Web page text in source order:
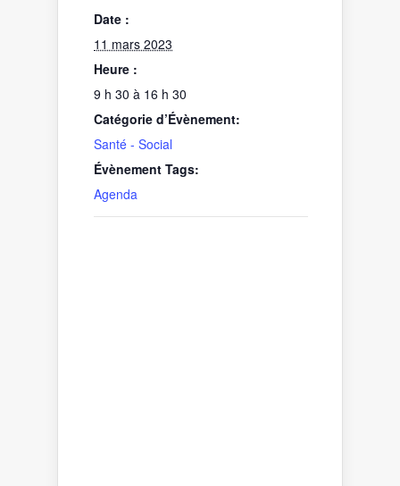
Date :
11 mars 2023
Heure :
9 h 30 à 16 h 30
Catégorie d’Évènement:
Santé - Social
Évènement Tags:
Agenda